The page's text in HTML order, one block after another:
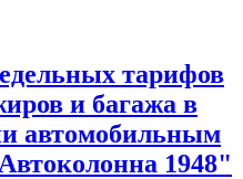
тарифов
и багажа в
автомобильным
1948"